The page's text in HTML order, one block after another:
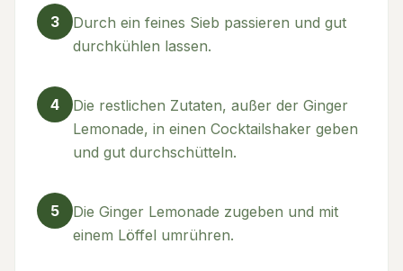
3
Durch ein feines Sieb passieren und gut
durchkühlen lassen.
4
Die restlichen Zutaten, außer der Ginger
Lemonade, in einen Cocktailshaker geben
und gut durchschütteln.
5
Die Ginger Lemonade zugeben und mit
einem Löffel umrühren.